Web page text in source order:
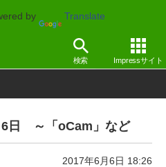
by Translate
検索 Impressサイト
アップデート
日 ～「oCam」など
2017年6月6日 18:26